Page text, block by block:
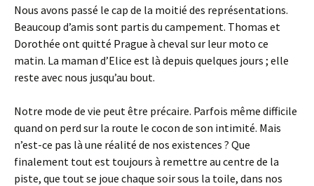
Nous avons passé le cap de la moitié des représentations.
Beaucoup d’amis sont partis du campement. Thomas et
Dorothée ont quitté Prague à cheval sur leur moto ce
matin. La maman d’Elice est là depuis quelques jours ; elle
reste avec nous jusqu’au bout.
Notre mode de vie peut être précaire. Parfois même difficile
quand on perd sur la route le cocon de son intimité. Mais
n’est-ce pas là une réalité de nos existences ? Que
finalement tout est toujours à remettre au centre de la
piste, que tout se joue chaque soir sous la toile, dans nos